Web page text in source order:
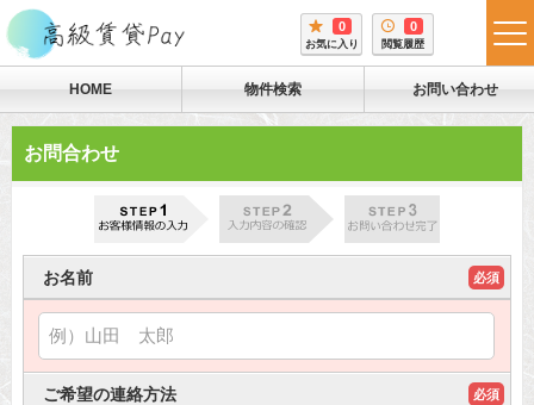
0
お気に入り
0
閲覧履歴
HOME 物件検索 お問い合わせ
お問合わせ
お名前 必須
ご希望の連絡方法 必須